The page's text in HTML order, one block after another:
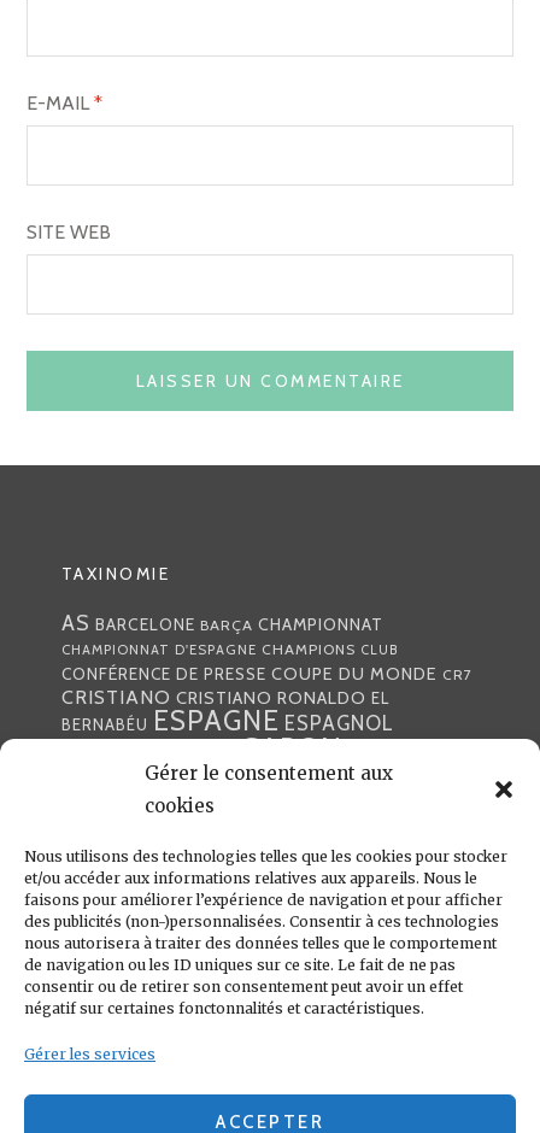
Gérer le consentement aux
cookies
Nous utilisons des technologies telles que les cookies pour stocker
et/ou accéder aux informations relatives aux appareils. Nous le
faisons pour améliorer l’expérience de navigation et pour afficher
des publicités (non-)personnalisées. Consentir à ces technologies
nous autorisera à traiter des données telles que le comportement
de navigation ou les ID uniques sur ce site. Le fait de ne pas
consentir ou de retirer son consentement peut avoir un effet
négatif sur certaines fonctonnalités et caractéristiques.
Gérer les services
ACCEPTER
E-MAIL*
SITE WEB
TAXINOMIE
AS BARCELONE BARÇA CHAMPIONNAT
CHAMPIONNAT D'ESPAGNE CHAMPIONS CLUB
CONFÉRENCE DE PRESSE COUPE DU MONDE CR7
CRISTIANO CRISTIANO RONALDO EL
BERNABÉU ESPAGNE ESPAGNOL
GABON
JULEN LOPETEGUI KARIM BENZÉMA
LIGUE DES CHAMPIONS
MADRILÈNES MARCA MARCELO MERCATO
MERENGUE MERENGUES PORTUGAL PRESSE
PRESSE MADRILÈNEREALREAL
MADRID RONALDO SANTIAGO SOLARI
UEFA ZIDANE ZINÉDINE ZINÉDINE ZIDANE
LIENS UTILES
REAL MADRID
CONDITIONS GÉNÉRALES
POLITIQUE DE COOKIES (UE)